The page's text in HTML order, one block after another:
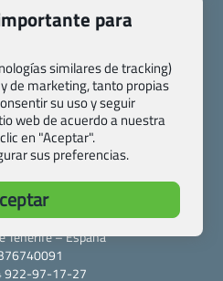
Contacto
otras disposiciones específicas
Condiciones generales
cookies
Transparencia
– sitemap
Express S.L.U.
HLS, Local 13
– Adeje
Tenerife – España
922-97-17-27
para
similares de tracking)
de marketing, tanto propias
su uso y seguir
web de acuerdo a nuestra
en "Aceptar".
sus preferencias.